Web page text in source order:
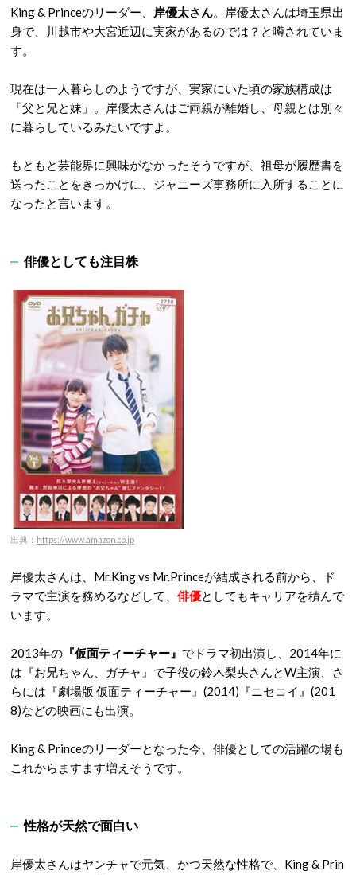
King & Princeのリーダー、 岸優太さん。岸優太さんは埼玉県出
身で、川越市や大宮近辺に実家があるのでは？と噂されていま
す。
現在は一人暮らしのようですが、実家にいた頃の家族構成は
「父と兄と妹」。岸優太さんはご両親が離婚し、母親とは別々
に暮らしているみたいですよ。
もともと芸能界に興味がなかったそうですが、 祖母が履歴書を
送った ことをきっかけに、ジャニーズ事務所に入所することに
なったと言います。
俳優としても注目株
出典： https://www.amazon.co.jp
岸優太さんは、Mr.King vs Mr.Princeが結成される前から、ド
ラマで主演を務めるなどして、 俳優としてもキャリアを積んで
います。
2013年の 『仮面ティーチャー』 でドラマ初出演し、2014年に
は『お兄ちゃん、ガチャ』で子役の鈴木梨央さんとW主演、さ
らには『劇場版 仮面ティーチャー』(2014)『ニセコイ』(201
8)などの映画にも出演。
King & Princeのリーダーとなった今、俳優としての活躍の場も
これからますます増えそうです。
性格が天然で面白い
岸優太さんはヤンチャで元気、かつ天然な性格で、King & Prin